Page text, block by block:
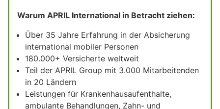
Warum APRIL International in Betracht ziehen:
Über 35 Jahre Erfahrung in der Absicherung
international mobiler Personen
180.000+ Versicherte weltweit
Teil der APRIL Group mit 3.000 Mitarbeitenden
in 20 Ländern
Leistungen für Krankenhausaufenthalte,
ambulante Behandlungen, Zahn- und